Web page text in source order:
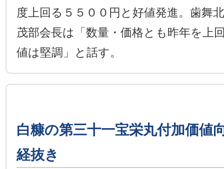
度上回る５５００円と好値発進。歯舞
茂部会長は「数量・価格とも昨年を上
値は堅調」と話す。
白糠の第三十一宝栄丸付加価値
経抜き